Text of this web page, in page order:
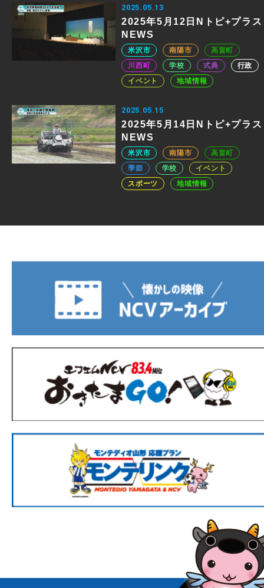
2025.05.13
2025年5月12日Nトピ+プラス
NEWS
米沢市 南陽市
高畠町
川西町
学校 式典
行政
イベント
地域情報
2025.05.15
2025年5月14日Nトピ+プラス
NEWS
米沢市 南陽市
高畠町
季節
学校
イベント
スポーツ
地域情報